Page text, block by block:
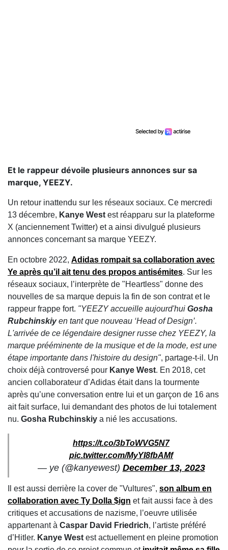
Et le rappeur dévoile plusieurs annonces sur sa
marque, YEEZY.
Un retour inattendu sur les réseaux sociaux. Ce mercredi
13 décembre, Kanye West est réapparu sur la plateforme
X (anciennement Twitter) et a ainsi divulgué plusieurs
annonces concernant sa marque YEEZY.
En octobre 2022, Adidas rompait sa collaboration avec
Ye après qu’il ait tenu des propos antisémites. Sur les
réseaux sociaux, l’interprète de "Heartless" donne des
nouvelles de sa marque depuis la fin de son contrat et le
rappeur frappe fort. "YEEZY accueille aujourd'hui Gosha
Rubchinskiyen tant que nouveau ‘Head of Design’.
L'arrivée de ce légendaire designer russe chez YEEZY, la
marque prééminente de la musique et de la mode, est une
étape importante dans l'histoire du design", partage-t-il. Un
choix déjà controversé pour Kanye West. En 2018, cet
ancien collaborateur d’Adidas était dans la tourmente
après qu’une conversation entre lui et un garçon de 16 ans
ait fait surface, lui demandant des photos de lui totalement
nu. Gosha Rubchinskiy a nié les accusations.
https://t.co/3bToWVG5N7
pic.twitter.com/MyYI8fbAMf
— ye (@kanyewest) December 13, 2023
Il est aussi derrière la cover de "Vultures", son album en
collaboration avec Ty Dolla $ign et fait aussi face à des
critiques et accusations de nazisme, l’oeuvre utilisée
appartenant à Caspar David Friedrich, l’artiste préféré
d’Hitler. Kanye West est actuellement en pleine promotion